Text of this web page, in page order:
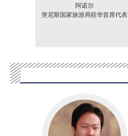
阿诺尔
突尼斯国家旅游局驻华首席代表